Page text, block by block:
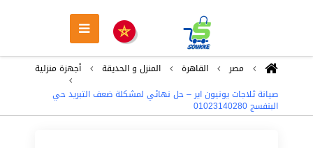
مصر القاهرة المنزل و الحديقة
أجهزة منزلية
صيانة ثلاجات يونيون اير – حل نهائي لمشكلة ضعف التبريد حي
البنفسج 01023140280